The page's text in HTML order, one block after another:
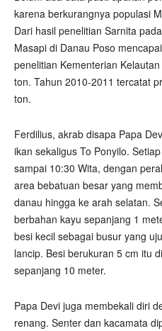
karena berkurangnya populasi
Dari hasil penelitian Sarnita
Masapi di Danau Poso
penelitian Kementerian
ton. Tahun 2010-2011 tercatat
ton.
Ferdilius, akrab disapa Papa
ikan sekaligus To Ponyilo.
sampai 10:30 Wita, dengan
area bebatuan besar yang
danau hingga ke arah selatan.
berbahan kayu sepanjang 1
besi kecil sebagai busur yang
lancip. Besi berukuran 5 cm itu
sepanjang 10 meter.
Papa Devi juga membekali diri
renang. Senter dan kacamata